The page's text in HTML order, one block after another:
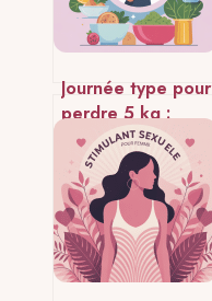
Journée type pour
perdre 5 kg :
modèle concret,
simple et réaliste